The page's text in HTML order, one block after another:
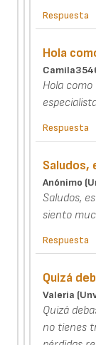
Respuesta
Hola
Hola
Respuesta
Saludos,
Anónimo
Saludos,
siento
Respuesta
Quizá
Valeria
Quizá
no tienes